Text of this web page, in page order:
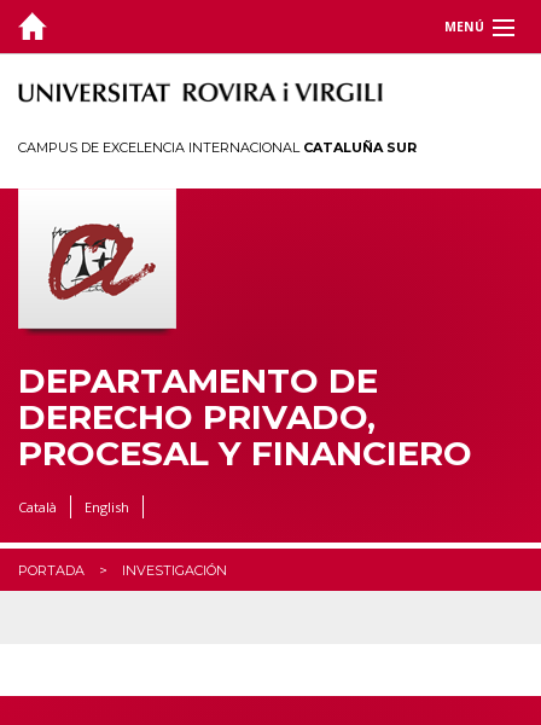
MENÚ
DEPARTAMENTO
INVESTIGACIÓN
JORNADAS Y CONGRESOS
TERRITORIO
CAMPUS DE EXCELENCIA INTERNACIONAL CATALUÑA SUR
DEPARTAMENTO DE
DERECHO PRIVADO,
PROCESAL Y FINANCIERO
Català English
PORTADA INVESTIGACIÓN